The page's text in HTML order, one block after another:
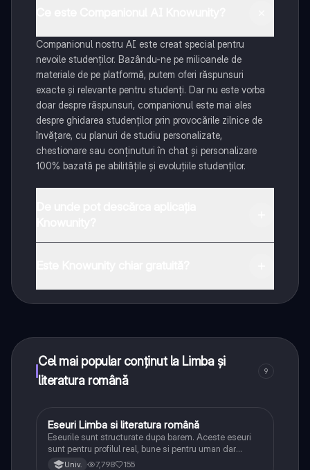
Companionul nostru AI este creat special pentru
nevoile studenților. Bazându-ne pe milioanele de
materiale de pe platformă, putem oferi răspunsuri
exacte și relevante pentru studenți. Dar nu este vorba
doar despre răspunsuri, companionul este mai ales
despre ghidarea studenților prin provocările zilnice de
învățare, cu planuri de studiu personalizate,
chestionare sau conținuturi în chat și personalizare
100% bazată pe abilitățile și evoluțiile studenților.
Cel mai popular conținut la Limba și
literatura română
9
Limba și literatura română
Eseuri Limba si literatura română
Eseurile sunt structurate dupa barem. Aceste eseuri
sunt pentru profilul real, bune si pentru uman dar
lipsesc relatiile dintre personaje si caracrerizarile.
Univ. 7,798 155